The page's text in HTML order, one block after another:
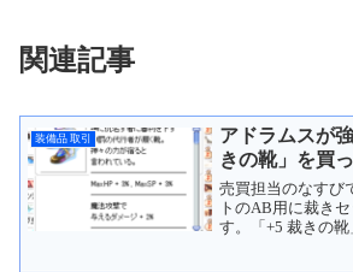
再使用待機時間 - 0.5秒
モンスターを倒した時、
一定確率で
[マステラの実]をドロップ
[達人の斧]の
関連記事
装備品 取引
アドラムスが
きの靴」を買
売買担当のなすび
トのAB用に裁き
す。「+5 裁きの
買ってみました
キ」と「+5 裁き